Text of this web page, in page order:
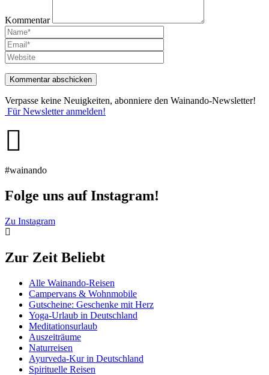
Kommentar
Name
*E-
Mail-
Adresse
*
Website
Verpasse keine Neuigkeiten, abonniere den Wainando-Newsletter!
Für Newsletter anmelden!
#wainando
Folge uns auf Instagram!
Zu Instagram
Zur Zeit Beliebt
Alle Wainando-Reisen
Campervans & Wohnmobile
Gutscheine: Geschenke mit Herz
Yoga-Urlaub in Deutschland
Meditationsurlaub
Auszeiträume
Naturreisen
Ayurveda-Kur in Deutschland
Spirituelle Reisen